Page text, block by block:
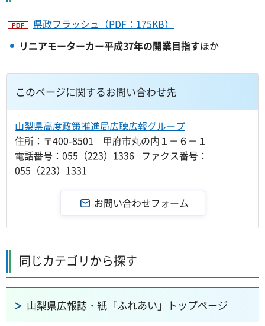
県政フラッシュ（PDF：175KB）
リニアモーターカー平成37年の開業目指すほか
このページに関するお問い合わせ先
山梨県高度政策推進局広聴広報グループ
住所：〒400-8501 甲府市丸の内１－６－１
電話番号：055（223）1336 ファクス番号：
055（223）1331
同じカテゴリから探す
山梨県広報誌・紙「ふれあい」トップページ